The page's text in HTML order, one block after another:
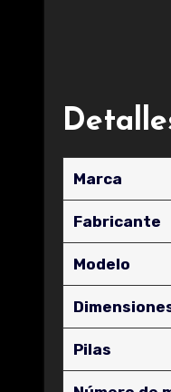
Marca
Fabricante
Modelo
Pilas